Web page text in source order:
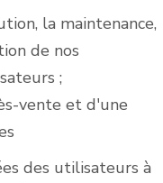
la maintenance,
de nos
;
vente et d'une
des utilisateurs à